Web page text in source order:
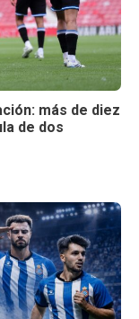
más de diez
de dos